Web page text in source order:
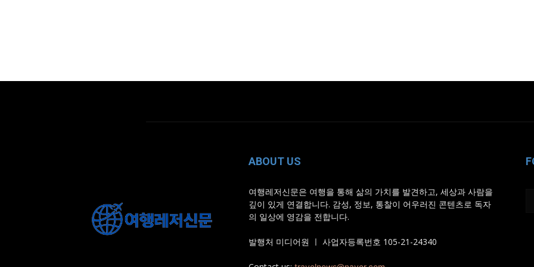
ABOUT US
여행레저신문은 여행을 통해 삶의 가치를 발견하고, 세상과 사람을
깊이 있게 연결합니다. 감성, 정보, 통찰이 어우러진 콘텐츠로 독자
의 일상에 영감을 전합니다.
발행처 미디어원 ㅣ 사업자등록번호 105-21-24340